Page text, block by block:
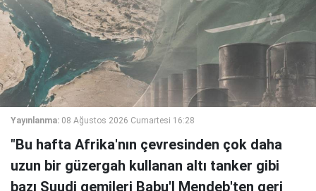
Yayınlanma: 08 Ağustos 2026 Cumartesi 16:28
"Bu hafta Afrika'nın çevresinden çok daha
uzun bir güzergah kullanan altı tanker gibi
bazı Suudi gemileri Babu'l Mendeb'ten geri